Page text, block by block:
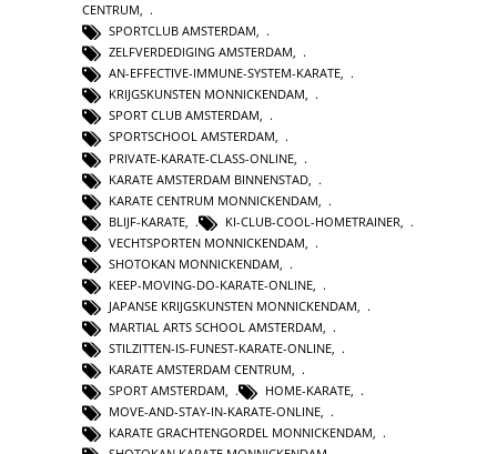
CENTRUM,
SPORTCLUB AMSTERDAM,
ZELFVERDEDIGING AMSTERDAM,
AN-EFFECTIVE-IMMUNE-SYSTEM-KARATE,
KRIJGSKUNSTEN MONNICKENDAM,
SPORT CLUB AMSTERDAM,
SPORTSCHOOL AMSTERDAM,
PRIVATE-KARATE-CLASS-ONLINE
KARATE AMSTERDAM BINNENSTAD
KARATE CENTRUM MONNICKENDAM
BLIJF-KARATE
KI-CLUB-COOL-HOMETRAINER
VECHTSPORTEN MONNICKENDAM
SHOTOKAN MONNICKENDAM
KEEP-MOVING-DO-KARATE-ONLINE
JAPANSE KRIJGSKUNSTEN MONNICKENDAM
MARTIAL ARTS SCHOOL AMSTERDAM,
STILZITTEN-IS-FUNEST-KARATE-ONLINE,
KARATE AMSTERDAM CENTRUM,
SPORT AMSTERDAM, HOME-KARATE,
MOVE-AND-STAY-IN-KARATE-ONLINE,
KARATE GRACHTENGORDEL MONNICKENDAM,